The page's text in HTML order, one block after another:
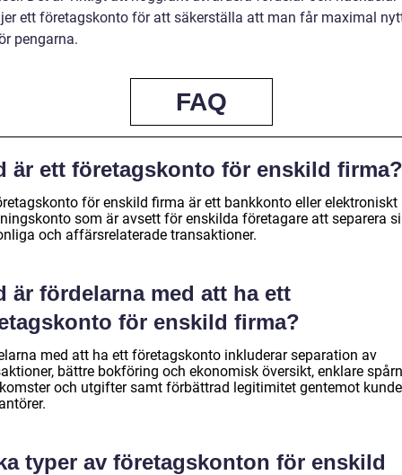
ett företagskonto för att säkerställa att man får maximal
pengarna.
FAQ
är ett företagskonto för enskild firma?
för enskild firma är ett bankkonto eller elektroniskt
som är avsett för enskilda företagare att separera
och affärsrelaterade transaktioner.
är fördelarna med att ha ett
för enskild firma?
med att ha ett företagskonto inkluderar separation av
bättre bokföring och ekonomisk översikt, enklare
och utgifter samt förbättrad legitimitet gentemot
typer av företagskonton för enskild